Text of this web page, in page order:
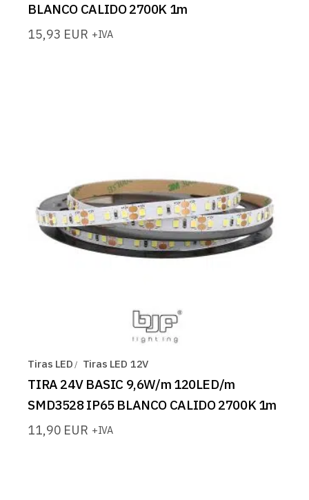
BLANCO CALIDO 2700K 1m
15,93 EUR +IVA
Tiras LED Tiras LED 12V
TIRA 24V BASIC 9,6W/m 120LED/m
SMD3528 IP65 BLANCO CALIDO 2700K 1m
11,90 EUR +IVA